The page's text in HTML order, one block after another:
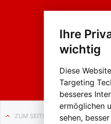
Ihre
wichtig
Diese
Targeting
besseres
ermöglichen
sehen,
ZUM SEITENANFANG